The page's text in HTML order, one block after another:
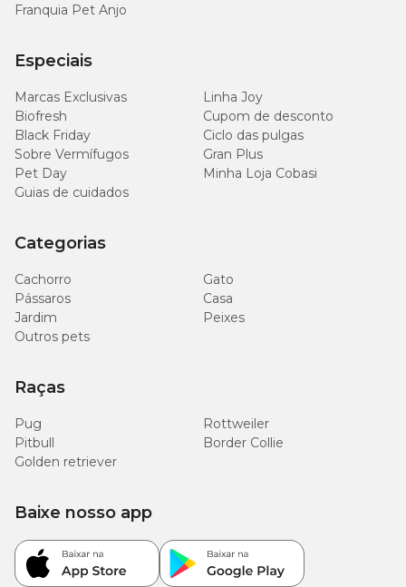
Franquia Pet Anjo
Especiais
Marcas Exclusivas
Linha Joy
Biofresh
Cupom de desconto
Black Friday
Ciclo das pulgas
Sobre Vermífugos
Gran Plus
Pet Day
Minha Loja Cobasi
Guias de cuidados
Categorias
Cachorro
Gato
Pássaros
Casa
Jardim
Peixes
Outros pets
Raças
Pug
Rottweiler
Pitbull
Border Collie
Golden retriever
Baixe nosso app